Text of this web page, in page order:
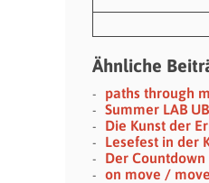
Ähnliche
paths through
Summer LAB
Die Kunst der
Lesefest in der
Der
on move /